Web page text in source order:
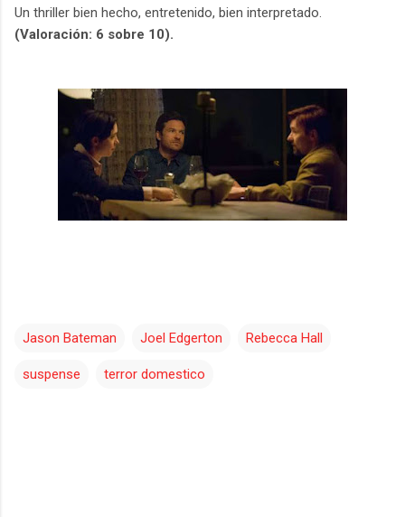
Un thriller bien hecho, entretenido, bien interpretado.
(Valoración: 6 sobre 10).
Jason Bateman Joel Edgerton Rebecca Hall
suspense terror domestico